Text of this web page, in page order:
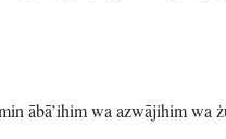
ābā’ihim wa azwājihim wa